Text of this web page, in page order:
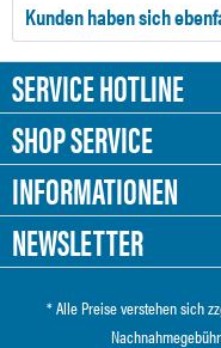
Kunden haben sich
SERVICE HOTLINE
SHOP SERVICE
INFORMATIONEN
NEWSLETTER
* Alle Preise verstehen sich